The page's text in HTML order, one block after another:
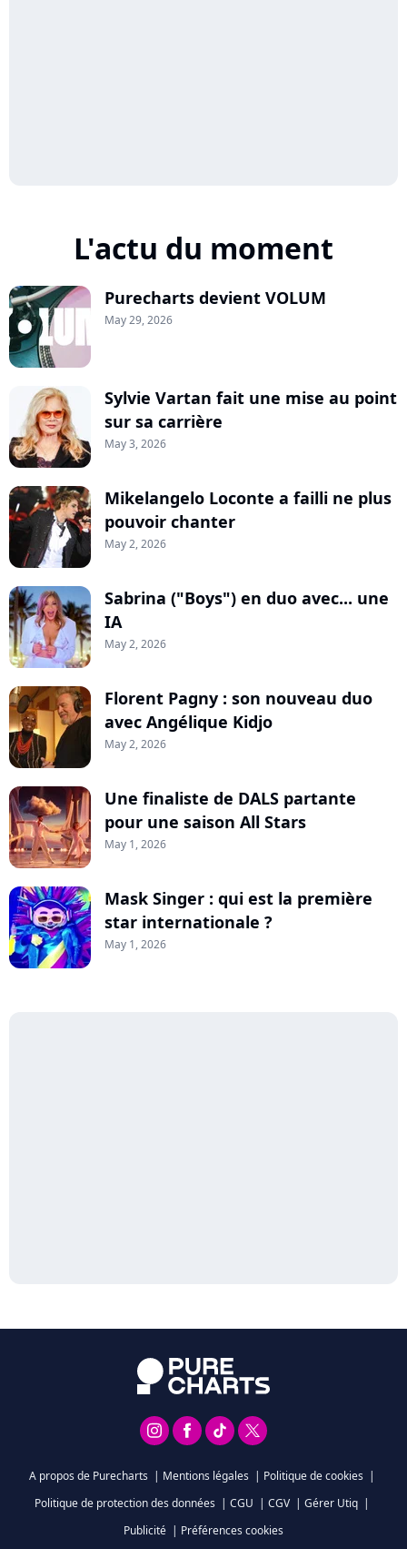
L'actu du moment
Purecharts devient VOLUM
May 29, 2026
Sylvie Vartan fait une mise au point
sur sa carrière
May 3, 2026
Mikelangelo Loconte a failli ne plus
pouvoir chanter
May 2, 2026
Sabrina ("Boys") en duo avec... une
IA
May 2, 2026
Florent Pagny : son nouveau duo
avec Angélique Kidjo
May 2, 2026
Une finaliste de DALS partante
pour une saison All Stars
May 1, 2026
Mask Singer : qui est la première
star internationale ?
May 1, 2026
A propos de Purecharts | Mentions légales | Politique de cookies |
Politique de protection des données | CGU | CGV | Gérer Utiq |
Publicité | Préférences cookies